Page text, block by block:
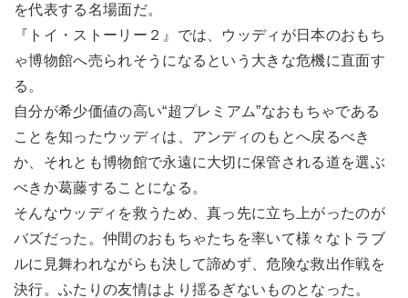
を代表する名場面だ。
『トイ・ストーリー２』では、ウッディが日本のおもち
ゃ博物館へ売られそうになるという大きな危機に直面す
る。
自分が希少価値の高い“超プレミアム”なおもちゃである
ことを知ったウッディは、アンディのもとへ戻るべき
か、それとも博物館で永遠に大切に保管される道を選ぶ
べきか葛藤することになる。
そんなウッディを救うため、真っ先に立ち上がったのが
バズだった。仲間のおもちゃたちを率いて様々なトラブ
ルに見舞われながらも決して諦めず、危険な救出作戦を
決行。ふたりの友情はより揺るぎないものとなった。